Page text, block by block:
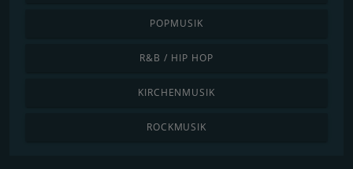
POPMUSIK
R&B / HIP HOP
KIRCHENMUSIK
ROCKMUSIK